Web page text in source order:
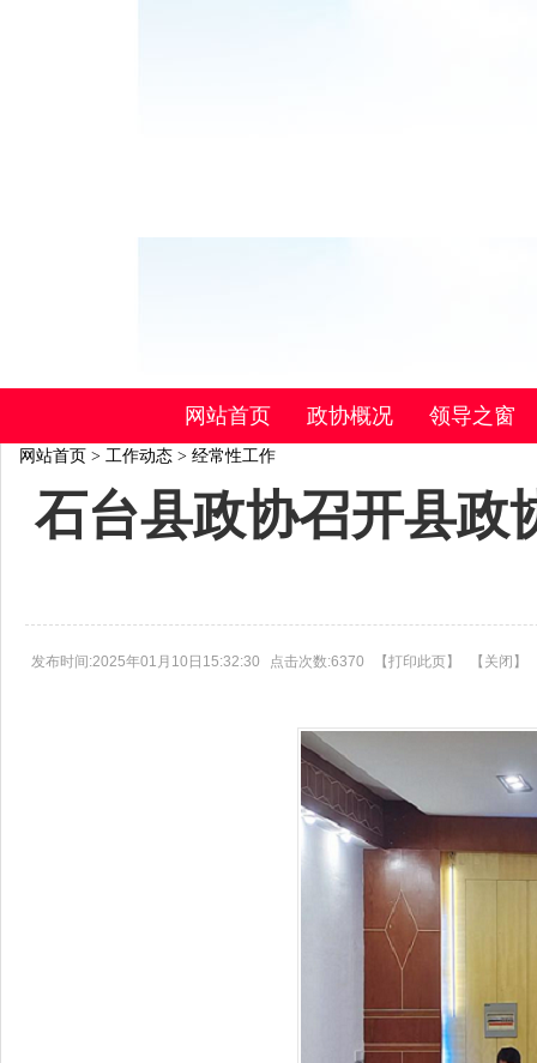
网站首页 政协概况 领导之窗
网站首页 > 工作动态 > 经常性工作
石台县政协召开县政
发布时间:2025年01月10日15:32:30 点击次数:6370 【打印此页】 【 关闭 】